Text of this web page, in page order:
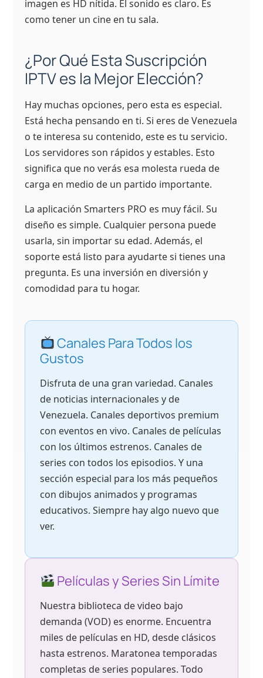
imagen es HD nítida. El sonido es claro. Es
como tener un cine en tu sala.
¿Por Qué Esta Suscripción
IPTV es la Mejor Elección?
Hay muchas opciones, pero esta es especial.
Está hecha pensando en ti. Si eres de Venezuela
o te interesa su contenido, este es tu servicio.
Los servidores son rápidos y estables. Esto
significa que no verás esa molesta rueda de
carga en medio de un partido importante.
La aplicación Smarters PRO es muy fácil. Su
diseño es simple. Cualquier persona puede
usarla, sin importar su edad. Además, el
soporte está listo para ayudarte si tienes una
pregunta. Es una inversión en diversión y
comodidad para tu hogar.
Canales Para Todos los
Gustos
Disfruta de una gran variedad. Canales
de noticias internacionales y de
Venezuela. Canales deportivos premium
con eventos en vivo. Canales de películas
con los últimos estrenos. Canales de
series con todos los episodios. Y una
sección especial para los más pequeños
con dibujos animados y programas
educativos. Siempre hay algo nuevo que
ver.
Películas y Series Sin Límite
Nuestra biblioteca de video bajo
demanda (VOD) es enorme. Encuentra
miles de películas en HD, desde clásicos
hasta estrenos. Maratonea temporadas
completas de series populares. Todo